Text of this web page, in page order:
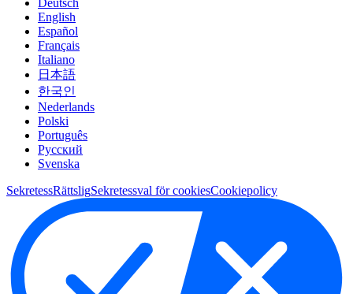
English
Español
Français
Italiano
日本語
한국인
Nederlands
Polski
Português
Pусский
Svenska
SekretessRättsligSekretessval för cookiesCookiepolicy